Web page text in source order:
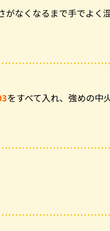
がなくなるまで手でよく
をすべて入れ、強めの中